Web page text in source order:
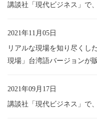
講談社「現代ビジネス」で
2021年11月05日
リアルな現場を知り尽くし
現場」台湾語バージョンが
2021年09月17日
講談社「現代ビジネス」で